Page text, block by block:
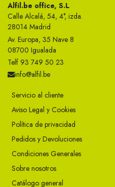
Alfil.be office, S.L
Calle Alcalá, 54, 4°, izda.
28014 Madrid
Av. Europa, 35 Nave 8
08700 Igualada
Telf 93 749 50 23
info@alfil.be
Servicio al cliente
Aviso Legal y Cookies
Política de privacidad
Pedidos y Devoluciones
Condiciones Generales
Sobre nosotros
Catálogo general